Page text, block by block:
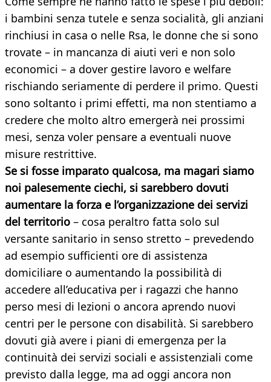
i bambini senza tutele e senza socialità, gli anziani
rinchiusi in casa o nelle Rsa, le donne che si sono
trovate – in mancanza di aiuti veri e non solo
economici – a dover gestire lavoro e welfare
rischiando seriamente di perdere il primo. Questi
sono soltanto i primi effetti, ma non stentiamo a
credere che molto altro emergerà nei prossimi
mesi, senza voler pensare a eventuali nuove
misure restrittive.
Se si fosse imparato qualcosa, ma magari siamo
noi palesemente ciechi, si sarebbero dovuti
aumentare la forza e l’organizzazione dei servizi
del territorio – cosa peraltro fatta solo sul
versante sanitario in senso stretto – prevedendo
ad esempio sufficienti ore di assistenza
domiciliare o aumentando la possibilità di
accedere all’educativa per i ragazzi che hanno
perso mesi di lezioni o ancora aprendo nuovi
centri per le persone con disabilità. Si sarebbero
dovuti già avere i piani di emergenza per la
continuità dei servizi sociali e assistenziali come
previsto dalla legge, ma ad oggi ancora non